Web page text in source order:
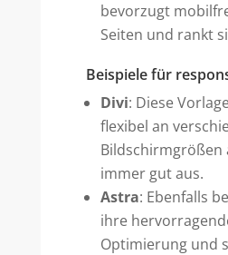
bevorzugt
Seiten und rankt
Beispiele für
Divi: Diese
flexibel an
Bildschirmgrößen
immer gut aus.
Astra: Ebenfalls
ihre
Optimierung und